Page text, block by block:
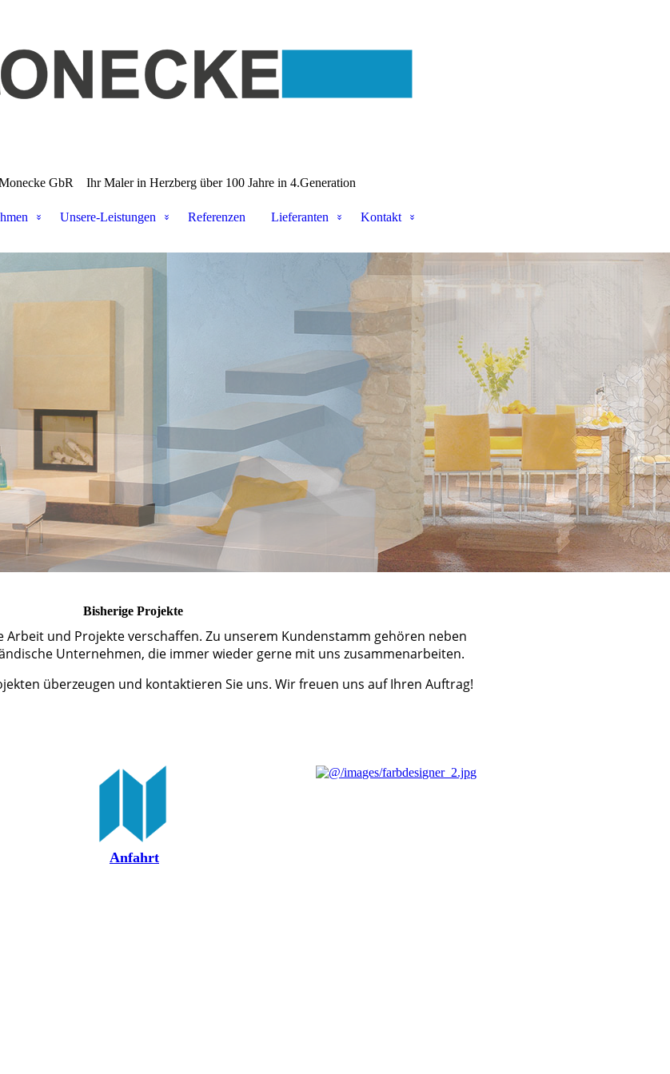
GbR Ihr Maler in Herzberg über 100 Jahre in 4.Generation
Unsere-Leistungen Referenzen Lieferanten Kontakt
Bisherige Projekte
Arbeit und Projekte verschaffen. Zu unserem Kundenstamm gehören neben
Unternehmen, die immer wieder gerne mit uns zusammenarbeiten.
überzeugen und kontaktieren Sie uns. Wir freuen uns auf Ihren Auftrag!
Anfahrt